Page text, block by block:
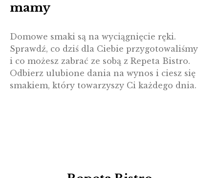
mamy
Domowe smaki są na wyciągnięcie ręki.
Sprawdź, co dziś dla Ciebie przygotowaliśmy
i co możesz zabrać ze sobą z Repeta Bistro.
Odbierz ulubione dania na wynos i ciesz się
smakiem, który towarzyszy Ci każdego dnia.